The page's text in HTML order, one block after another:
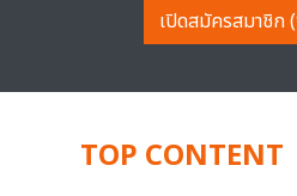
เปิดสมัครสมาชิก
TOP CONTENT